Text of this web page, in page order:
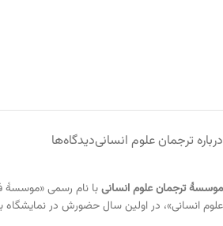
درباره ترجمان علوم انسانیدیدگاه‌ها
موسسهٔ ترجمان علوم انسانی
علوم انسانی»، در اولین سال حضورش در نمایشگاه بین‌المللی